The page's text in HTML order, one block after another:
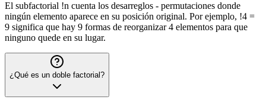
El subfactorial !n cuenta los desarreglos - permutaciones donde
ningún elemento aparece en su posición original. Por ejemplo, !4 =
9 significa que hay 9 formas de reorganizar 4 elementos para que
ninguno quede en su lugar.
¿Qué es un doble factorial?